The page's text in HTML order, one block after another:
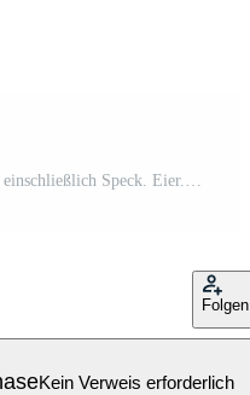
ein traditionell Englisch Frühstück. einschließlich Speck. Eier. Würste. gebacken Bohnen. gegrillt Tomaten. mus Pro Vektor
Folgen
Kein Verweis erforderlich